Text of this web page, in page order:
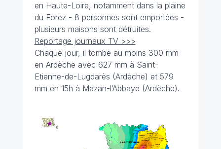
en Haute-Loire, notamment dans la plaine
du Forez - 8 personnes sont emportées -
plusieurs maisons sont détruites.
Reportage journaux TV >>>
Chaque jour, il tombe au moins 300 mm
en Ardèche avec 627 mm à Saint-
Etienne-de-Lugdarès (Ardèche) et 579
mm en 15h à Mazan-l’Abbaye (Ardèche).